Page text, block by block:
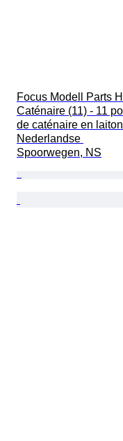
Focus Modell Parts
Caténaire (11) - 11
de caténaire en
Nederlandse
Spoorwegen, NS